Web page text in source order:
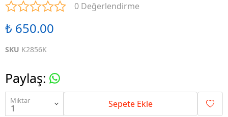
0 Değerlendirme
₺ 650.00
SKU K2856K
Paylaş:
Miktar Sepete Ekle